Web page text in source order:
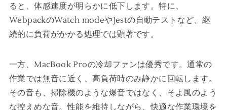
ると、体感速度が明らかに低下します。特に、
WebpackのWatch modeやJestの自動テストなど、継
続的に負荷がかかる処理では顕著です。
一方、MacBook Proの冷却ファンは優秀です。通常の
作業では無音に近く、高負荷時のみ静かに回転します。
その音も、掃除機のような爆音ではなく、そよ風のよう
な控えめな音。性能を維持しながら、快適な作業環境を